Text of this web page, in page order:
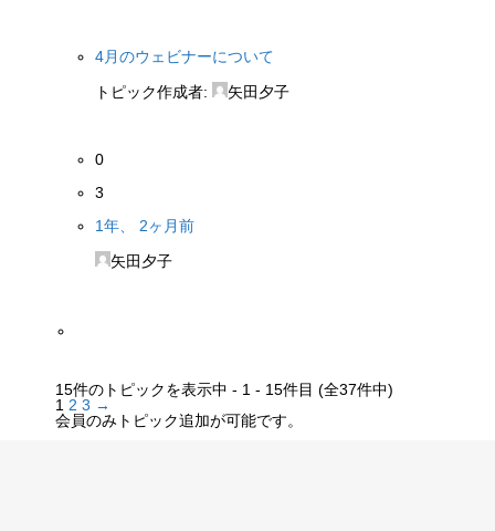
4月のウェビナーについて
トピック作成者:
矢田夕子
0
3
1年、 2ヶ月前
矢田夕子
15件のトピックを表示中 - 1 - 15件目 (全37件中)
1 2 3 →
会員のみトピック追加が可能です。